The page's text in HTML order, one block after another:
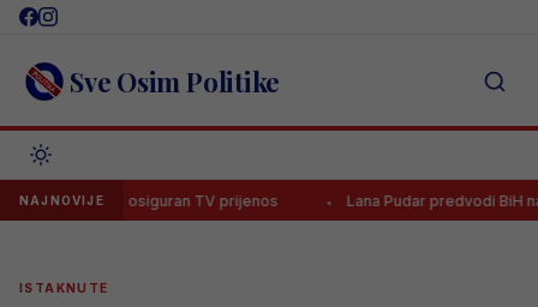
Skip
content Sve Osim Politike
NAJNOVIJEosiguran TV prijenos Lana Pudar predvodi BiH na
ISTAKNUTE